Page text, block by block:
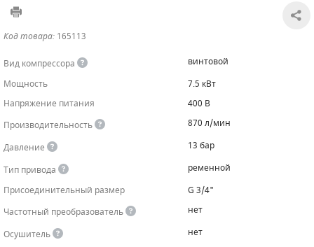
Код товара: 165113
Вид компрессора
винтовой
Мощность
7.5 кВт
Напряжение питания
400 В
Производительность
870 л/мин
Давление
13 бар
Тип привода
ременной
Присоединительный размер
G 3/4"
Частотный преобразователь
нет
Осушитель
нет
ЧИЛЛЕРЫ
КОНТЕЙНЕРЫ ДЛЯ ОБОРУДОВАНИЯ
БЕНЗИНОВЫЕ МОТОПОМПЫ
ДИЗЕЛЬНЫЕ МОТОПОМПЫ
ОСВЕТИТЕЛЬНЫЕ МАЧТЫ
ЛЕНТОЧНОПИЛЬНЫЕ СТАНКИ
ПРЕДОХРАНИТЕЛЬНЫЕ КЛАПАНЫ
ВПУСКНЫЕ КЛАПАНЫ
ОБРАТНЫЕ КЛАПАНЫ
КЛАПАНЫ МИНИМАЛЬНОГО ДАВЛЕНИЯ
ДАТЧИКИ